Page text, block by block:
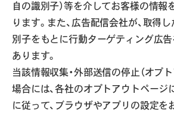
自の識別子）等を介してお客様の情報
ります。また、広告配信会社が、取得
別子をもとに行動ターゲティング広
あります。
当該情報収集・外部送信の停止（オプ
場合には、各社のオプトアウトページ
に従って、ブラウザやアプリの設定を